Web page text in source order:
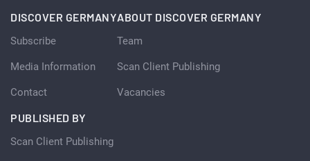
DISCOVER GERMANY
Subscribe
Media Information
Contact
ABOUT DISCOVER GERMANY
Team
Scan Client Publishing
Vacancies
PUBLISHED BY
Scan Client Publishing